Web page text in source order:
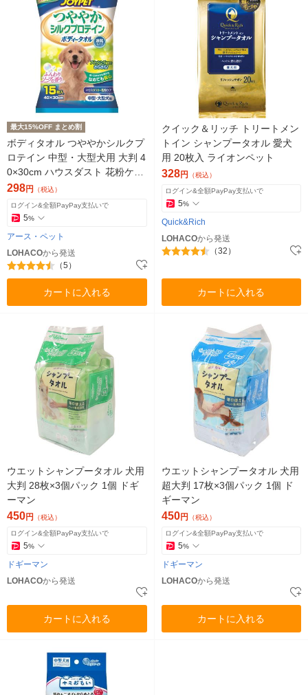
最大15%OFF まとめ割
ボディタオル つややかシルクプ
ロテイン 中型・大型犬用 大判 4
0×30cm ハウスダスト 花粉ケア
国産 15枚入
298円 （税込）
ログイン&全額PayPay支払いで
5%
アース・ペット
LOHACOから発送
（5）
カートに入れる
クイック＆リッチ トリートメン
トイン シャンプータオル 愛犬
用 20枚入 ライオンペット
328円 （税込）
ログイン&全額PayPay支払いで
5%
Quick&Rich
LOHACOから発送
（32）
カートに入れる
ウエットシャンプータオル 犬用
大判 28枚×3個パック 1個 ドギ
ーマン
450円 （税込）
ログイン&全額PayPay支払いで
5%
ドギーマン
LOHACOから発送
カートに入れる
ウエットシャンプータオル 犬用
超大判 17枚×3個パック 1個 ド
ギーマン
450円 （税込）
ログイン&全額PayPay支払いで
5%
ドギーマン
LOHACOから発送
カートに入れる